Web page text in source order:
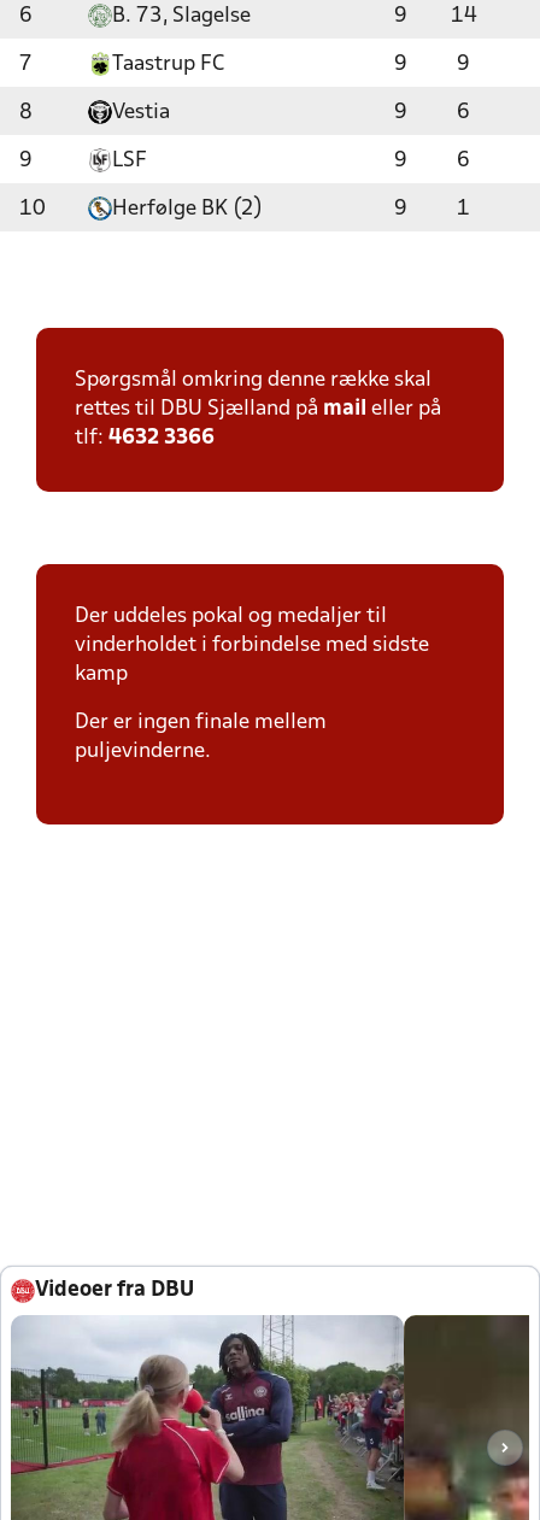
6 B. 73, Slagelse 9 14
7 Taastrup FC 9 9
8 Vestia 9 6
9 LSF 9 6
10 Herfølge BK (2) 9 1
Spørgsmål omkring denne række skal
rettes til DBU Sjælland på mail eller på
tlf: 4632 3366
Der uddeles pokal og medaljer til
vinderholdet i forbindelse med sidste
kamp
Der er ingen finale mellem
puljevinderne.
Videoer fra DBU